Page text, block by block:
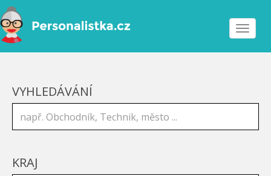
Toggle
VYHLEDÁVÁNÍ
KRAJ